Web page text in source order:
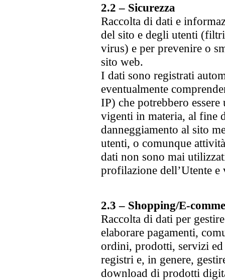
2.2 – Sicurezza
Raccolta di dati e
del sito e degli utenti
virus) e per prevenire o
sito web.
I dati sono registrati
eventualmente
IP) che potrebbero
vigenti in materia, al fine
danneggiamento al sito
utenti, o comunque
dati non sono mai
profilazione dell’Utente e
2.3 – Shopping/E-
Raccolta di dati per
elaborare pagamenti,
ordini, prodotti, servizi
registri e, in genere,
download di prodotti